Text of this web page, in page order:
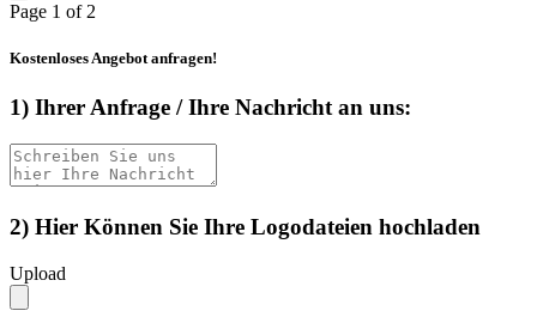
Page 1 of 2
Kostenloses Angebot anfragen!
1) Ihrer Anfrage / Ihre Nachricht an uns:
2) Hier Können Sie Ihre Logodateien hochladen
Upload